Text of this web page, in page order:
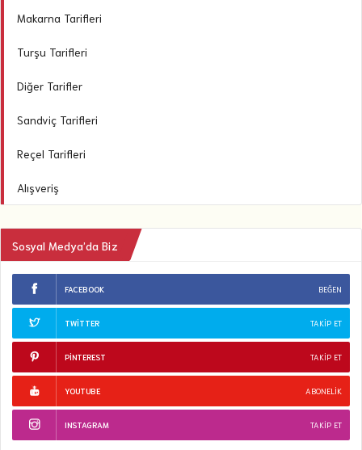
Makarna Tarifleri
Turşu Tarifleri
Diğer Tarifler
Sandviç Tarifleri
Reçel Tarifleri
Alışveriş
Sosyal Medya’da Biz
FACEBOOK BEĞEN
TWITTER TAKIP ET
PINTEREST TAKIP ET
YOUTUBE ABONELIK
INSTAGRAM TAKIP ET